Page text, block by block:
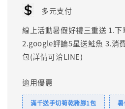
多元支付
線上活動暑假好禮三重送 1.
2.google評論5星送鮭魚 3.消
包(詳情可洽LINE)
適用優惠
滿千送手切筍乾豬腳1包